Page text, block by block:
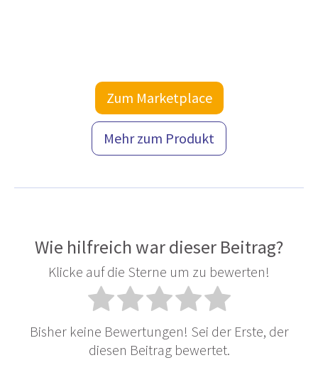
Zum Marketplace
Mehr zum Produkt
Wie hilfreich war dieser Beitrag?
Klicke auf die Sterne um zu bewerten!
Bisher keine Bewertungen! Sei der Erste, der
diesen Beitrag bewertet.